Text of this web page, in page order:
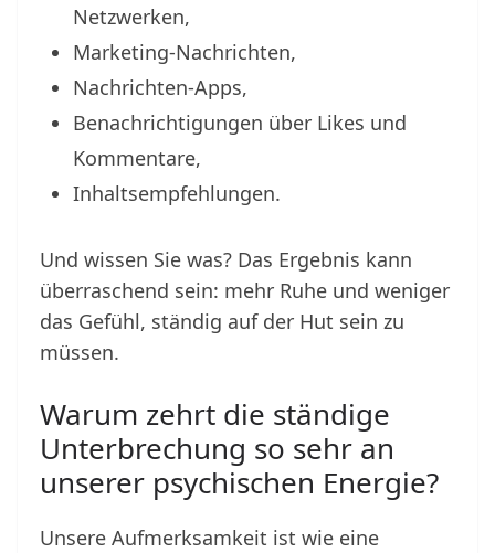
Netzwerken,
Marketing-Nachrichten,
Nachrichten-Apps,
Benachrichtigungen über Likes und
Kommentare,
Inhaltsempfehlungen.
Und wissen Sie was? Das Ergebnis kann
überraschend sein: mehr Ruhe und weniger
das Gefühl, ständig auf der Hut sein zu
müssen.
Warum zehrt die ständige
Unterbrechung so sehr an
unserer psychischen Energie?
Unsere Aufmerksamkeit ist wie eine